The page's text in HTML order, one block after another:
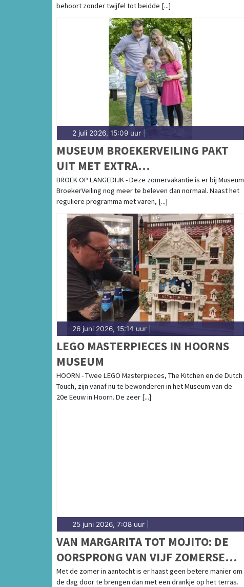
behoort zonder twijfel tot beidde [...]
2 juli 2026, 15:09 uur
MUSEUM BROEKERVEILING PAKT
UIT MET EXTRA
ZOMERACTIVITEITEN VOOR JONG
EN OUD
BROEK OP LANGEDIJK - Deze zomervakantie is er bij Museum
BroekerVeiling nog meer te beleven dan normaal. Naast het
reguliere programma met varen, [...]
26 juni 2026, 15:14 uur
LEGO MASTERPIECES IN HOORNS
MUSEUM
HOORN - Twee LEGO Masterpieces, The Kitchen en de Dutch
Touch, zijn vanaf nu te bewonderen in het Museum van de
20e Eeuw in Hoorn. De zeer [...]
25 juni 2026, 7:08 uur
VAN MARGARITA TOT MOJITO: DE
OORSPRONG VAN VIJF ZOMERSE
COCKTAILKLASSIEKERS
Met de zomer in aantocht is er haast geen betere manier om
de dag door te brengen dan met een drankje op het terras.